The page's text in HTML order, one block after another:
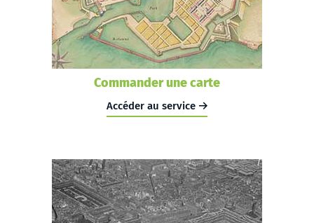
Commander une carte
Accéder au service